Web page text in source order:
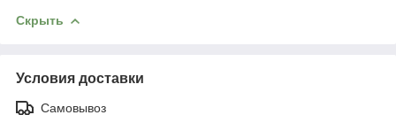
Скрыть
Условия доставки
Самовывоз